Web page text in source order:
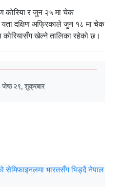
कोरिया र जुन २५ मा चेक
यता दक्षिण अफ्रिकाले जुन १८ मा चेक
खेल्ने तालिका रहेको छ।
२९, शुक्रबार